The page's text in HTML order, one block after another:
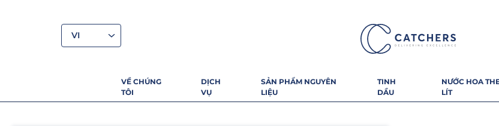
VI
VỀ CHÚNG
TÔI
DỊCH
VỤ
SẢN PHẨM NGUYÊN
LIỆU
TINH
DẦU
NƯỚC HOA
LÍT